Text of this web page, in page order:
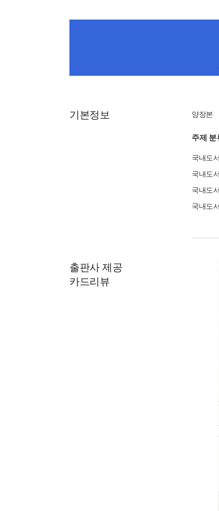
기본정보 양장본
주제 분
국내도
국내도
국내도
국내도
출판사 제공
카드리뷰